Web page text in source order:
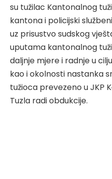
su tužilac Kantonalnog
kantona i policijski
uz prisustvo sudskog
uputama kantonalnog
daljnje mjere i radnje u
kao i okolnosti nastanka
tužioca prevezeno u JKP
Tuzla radi obdukcije.